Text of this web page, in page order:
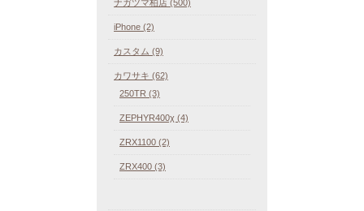
ナガツマ柏店 (500)
iPhone (2)
カスタム (9)
カワサキ (62)
250TR (3)
ZEPHYR400χ (4)
ZRX1100 (2)
ZRX400 (3)